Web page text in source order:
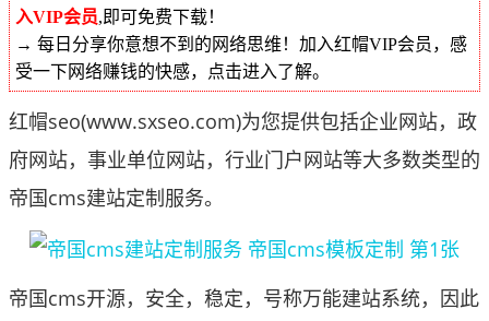
入VIP会员,即可免费下载！
→ 每日分享你意想不到的网络思维！加入红帽VIP会员，感
受一下网络赚钱的快感，点击进入了解。
红帽seo(www.sxseo.com)为您提供包括企业网站，政
府网站，事业单位网站，行业门户网站等大多数类型的
帝国cms建站定制服务。
帝国cms开源，安全，稳定，号称万能建站系统，因此